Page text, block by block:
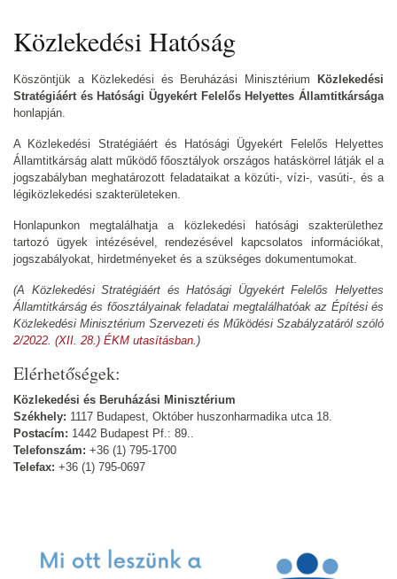
Közlekedési Hatóság
Köszöntjük a Közlekedési és Beruházási Minisztérium
Közlekedési
Stratégiáért és Hatósági Ügyekért Felelős Helyettes Államtitkársága
honlapján.
A Közlekedési Stratégiáért és Hatósági Ügyekért Felelős Helyettes
Államtitkárság alatt működő főosztályok országos hatáskörrel látják el a
jogszabályban meghatározott feladataikat a közúti-, vízi-, vasúti-, és a
légiközlekedési szakterületeken.
Honlapunkon megtalálhatja a közlekedési hatósági szakterülethez
tartozó ügyek intézésével, rendezésével kapcsolatos információkat,
jogszabályokat, hirdetményeket és a szükséges dokumentumokat.
(A Közlekedési Stratégiáért és Hatósági Ügyekért Felelős Helyettes
Államtitkárság és főosztályainak feladatai megtalálhatóak az Építési és
Közlekedési Minisztérium Szervezeti és Működési Szabályzatáról szóló
2/2022. (XII. 28.) ÉKM utasításban.)
Elérhetőségek:
Közlekedési és Beruházási Minisztérium
Székhely: 1117 Budapest, Október huszonharmadika utca 18.
Postacím: 1442 Budapest Pf.: 89..
Telefonszám: +36 (1) 795-1700
Telefax: +36 (1) 795-0697